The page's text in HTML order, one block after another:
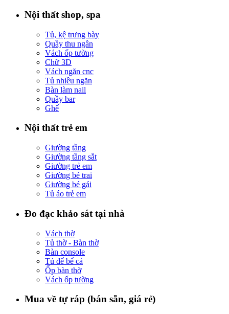
Nội thất shop, spa
Tủ, kệ trưng bày
Quầy thu ngân
Vách ốp tường
Chữ 3D
Vách ngăn cnc
Tủ nhiều ngăn
Bàn làm nail
Quầy bar
Ghế
Nội thất trẻ em
Giường tầng
Giường tầng sắt
Giường trẻ em
Giường bé trai
Giường bé gái
Tủ áo trẻ em
Đo đạc khảo sát tại nhà
Vách thờ
Tủ thờ - Bàn thờ
Bàn console
Tủ để bể cá
Ốp bàn thờ
Vách ốp tường
Mua về tự ráp (bán sẵn, giá rẻ)